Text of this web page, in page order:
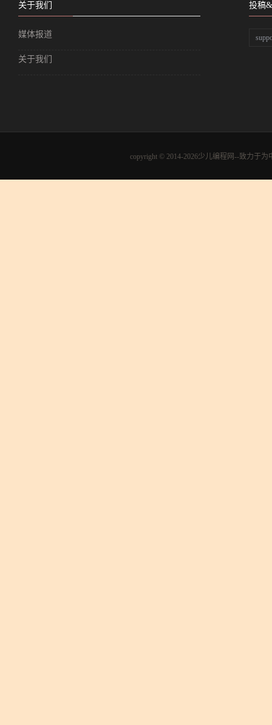
关于我们
媒体报道
关于我们
投稿
copyright © 2014-2026少儿编程网--致力于